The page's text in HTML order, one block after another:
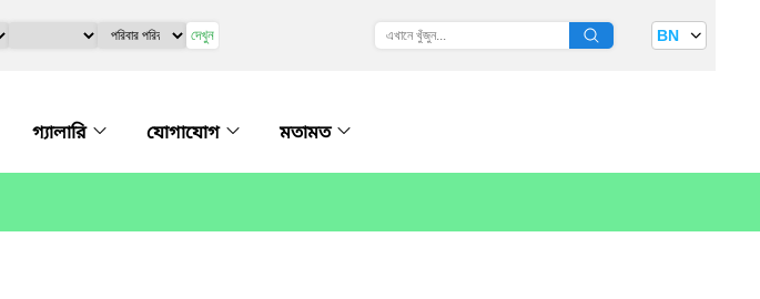
দেখুন BN
গ্যালারি যোগাযোগ মতামত